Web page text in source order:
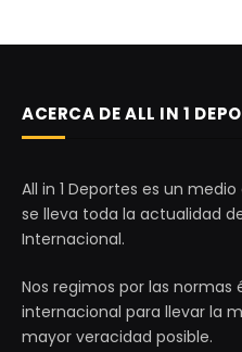
ACERCA DE ALL IN 1
All in 1 Deportes es un
se lleva toda la actualidad
Internacional.
Nos regimos por las normas
internacional para llevar la
mayor veracidad posible.